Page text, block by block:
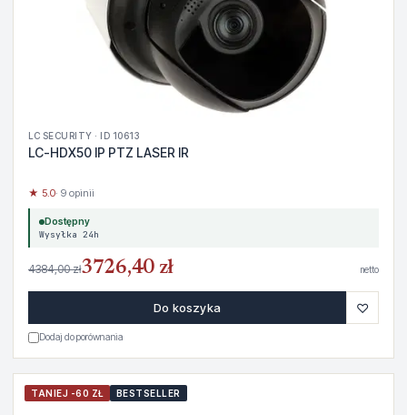
LC SECURITY · ID 10613
LC-HDX50 IP PTZ LASER IR
★ 5.0· 9 opinii
Dostępny
Wysyłka 24h
4384,00 zł3726,40 zł netto
Do koszyka ♡
Dodaj do porównania
TANIEJ -60 ZŁ BESTSELLER